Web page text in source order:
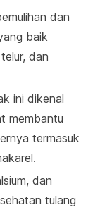
dan
baik
dan
ini dikenal
membantu
termasuk
dan
tulang